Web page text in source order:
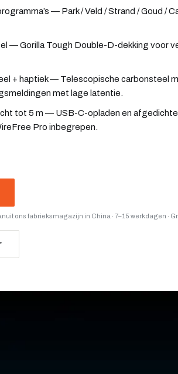
— Park / Veld / Strand / Goud /
— Gorilla Tough Double-D-dekking voor
+ haptiek — Telescopische carbonsteel
met lage latentie.
tot 5 m — USB-C-opladen en afgedichte
Pro inbegrepen.
ons fabrieksmagazijn in China · 7–15 werkdagen ·